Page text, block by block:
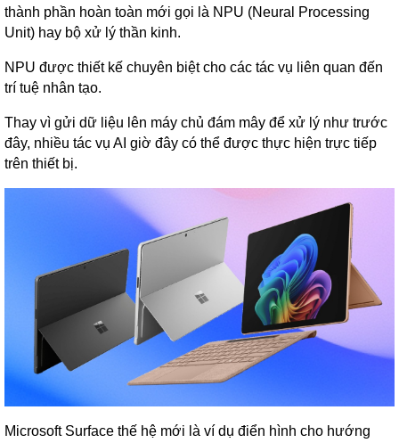
thành phần hoàn toàn mới gọi là NPU (Neural Processing
Unit) hay bộ xử lý thần kinh.
NPU được thiết kế chuyên biệt cho các tác vụ liên quan đến
trí tuệ nhân tạo.
Thay vì gửi dữ liệu lên máy chủ đám mây để xử lý như trước
đây, nhiều tác vụ AI giờ đây có thể được thực hiện trực tiếp
trên thiết bị.
Microsoft Surface thế hệ mới là ví dụ điển hình cho hướng